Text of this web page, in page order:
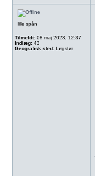
lille spån
Tilmeldt: 08 maj 2023, 12:37
Indlæg: 43
Geografisk sted: Løgstør